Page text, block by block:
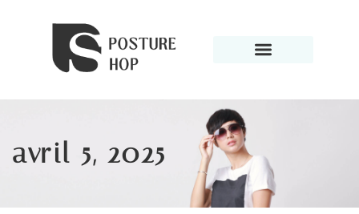
avril 5, 2025